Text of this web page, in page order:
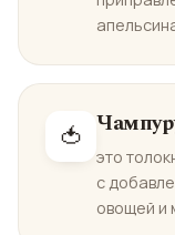
🍅
это
с
овощей и